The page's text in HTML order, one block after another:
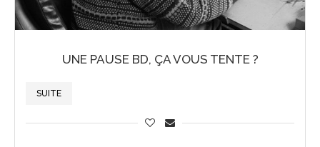
UNE PAUSE BD, ÇA VOUS TENTE ?
SUITE